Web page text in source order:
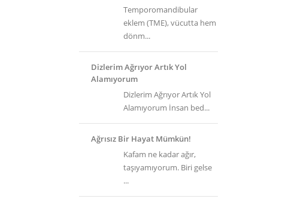
Temporomandibular
eklem (TME), vücutta hem
dönm...
Dizlerim Ağrıyor Artık Yol
Alamıyorum
Dizlerim Ağrıyor Artık Yol
Alamıyorum İnsan bed...
Ağrısız Bir Hayat Mümkün!
Kafam ne kadar ağır,
taşıyamıyorum. Biri gelse
...